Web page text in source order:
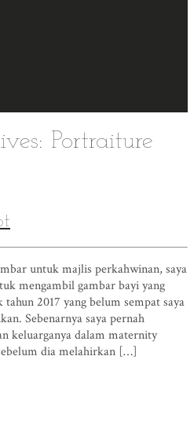
Portraiture
untuk majlis perkahwinan, saya
mengambil gambar bayi yang
2017 yang belum sempat saya
Sebenarnya saya pernah
keluarganya dalam maternity
dia melahirkan […]